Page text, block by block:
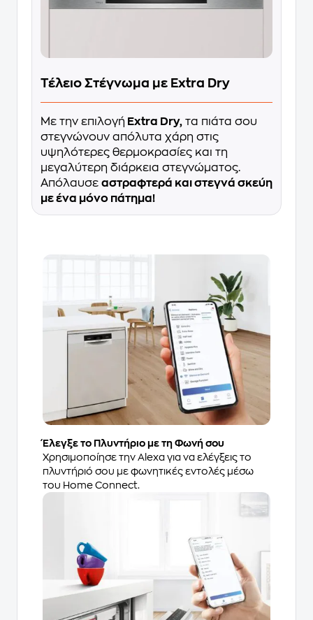
Τέλειo Στέγνωμα με Extra Dry
Με την επιλογή Extra Dry, τα πιάτα σου
στεγνώνουν απόλυτα χάρη στις
υψηλότερες θερμοκρασίες και τη
μεγαλύτερη διάρκεια στεγνώματος.
Απόλαυσε αστραφτερά και στεγνά σκεύη
με ένα μόνο πάτημα!
Έλεγξε το Πλυντήριο με τη Φωνή σου
Χρησιμοποίησε την Alexa για να ελέγξεις το
πλυντήριό σου με φωνητικές εντολές μέσω
του Home Connect.